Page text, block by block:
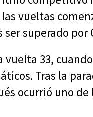
vueltas
superado
vuelta 33,
Tras la
ocurrió uno